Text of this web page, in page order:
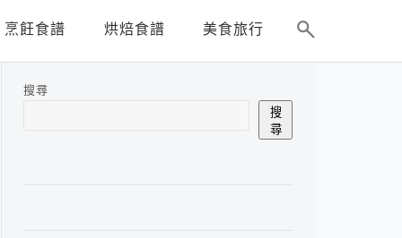
烹飪食譜 烘焙食譜 美食旅行
搜尋
搜
尋